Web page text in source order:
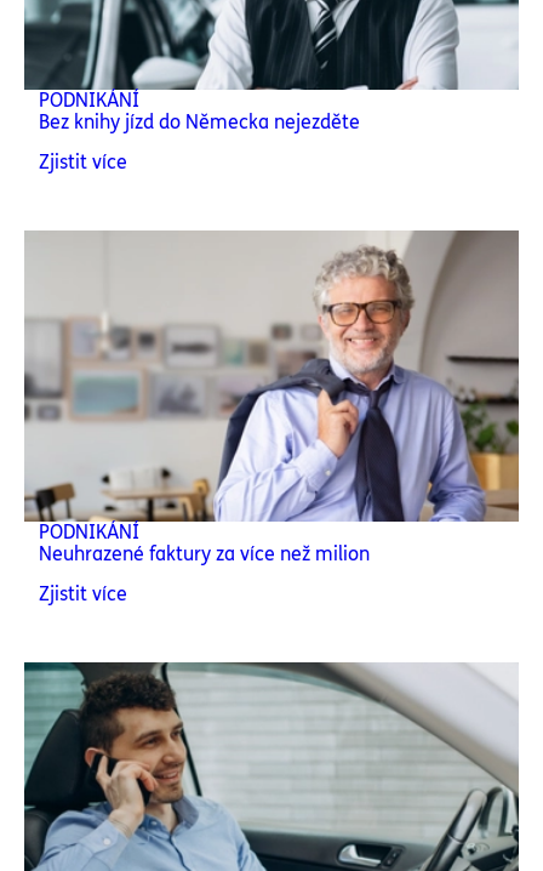
PODNIKÁNÍ
Bez knihy jízd do Německa nejezděte
Zjistit více
PODNIKÁNÍ
Neuhrazené faktury za více než milion
Zjistit více